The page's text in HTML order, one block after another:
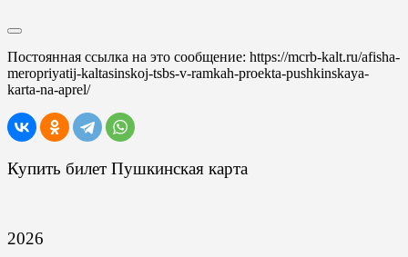
Постоянная ссылка на это сообщение: https://mcrb-kalt.ru/afisha-
meropriyatij-kaltasinskoj-tsbs-v-ramkah-proekta-pushkinskaya-
karta-na-aprel/
Купить билет Пушкинская карта
2026